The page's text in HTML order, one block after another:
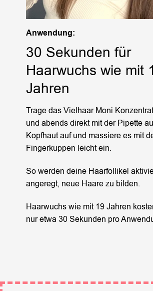
Anwendung:
30 Sekunden für
Haarwuchs wie mit
Jahren
Trage das Vielhaar Moni
und abends direkt mit der Pipette
Kopfhaut auf und massiere es mit
Fingerkuppen leicht ein.
So werden deine Haarfollikel
angeregt, neue Haare zu bilden.
Haarwuchs wie mit 19 Jahren
nur etwa 30 Sekunden pro